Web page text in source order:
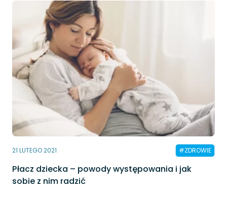
21 LUTEGO 2021 #ZDROWIE
Płacz dziecka – powody występowania i jak
sobie z nim radzić